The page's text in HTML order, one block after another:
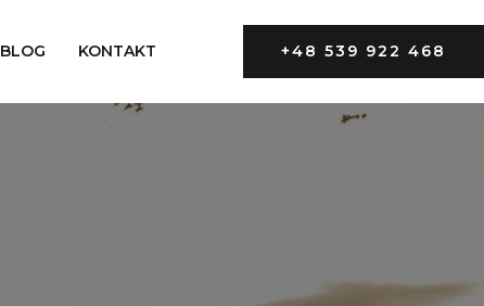
+48 539 922 468
BLOG KONTAKT